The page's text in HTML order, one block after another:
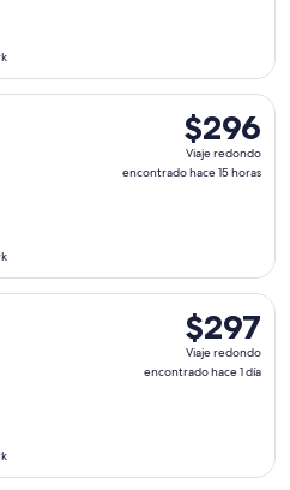
$296
Viaje
redondo,
$296
Viaje redondo
encontrado hace 15 horas
Airlines, con salida el mar, 8
$297
Viaje
redondo,
$297
Viaje redondo
encontrado hace 1 día
Airlines, con salida el sáb,